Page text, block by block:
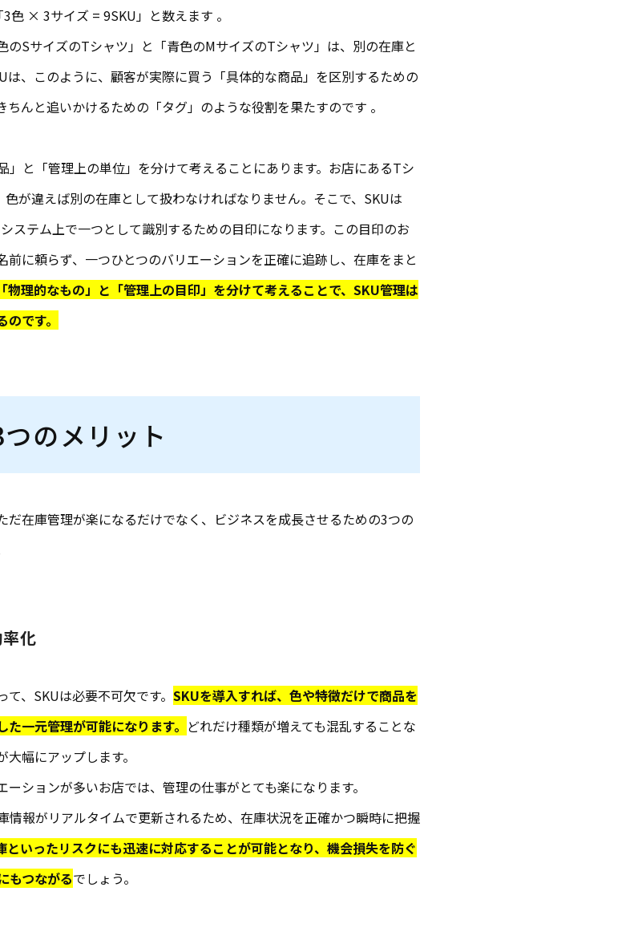
色 × 3サイズ = 9SKU」と数えます 。
のSサイズのTシャツ」と「青色のMサイズのTシャツ」は、別の在庫と
は、このように、顧客が実際に買う「具体的な商品」を区別するための
んと追いかけるための「タグ」のような役割を果たすのです 。
」と「管理上の単位」を分けて考えることにあります。お店にあるTシ
が違えば別の在庫として扱わなければなりません。そこで、SKUは
ステム上で一つとして識別するための目印になります。この目印のお
に頼らず、一つひとつのバリエーションを正確に追跡し、在庫をまと
物理的なもの」と「管理上の目印」を分けて考えることで、SKU管理は
です。
のメリット
だ在庫管理が楽になるだけでなく、ビジネスを成長させるための3つの
化
、SKUは必要不可欠です。 SKUを導入すれば、色や特徴だけで商品を
一元管理が可能になります。 どれだけ種類が増えても混乱することな
幅にアップします。
ションが多いお店では、管理の仕事がとても楽になります。
情報がリアルタイムで更新されるため、在庫状況を正確かつ瞬時に把握
といったリスクにも迅速に対応することが可能となり、機会損失を防ぐ
もつながるでしょう。